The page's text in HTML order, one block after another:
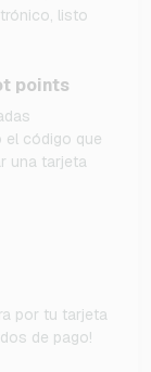
listo
points
el código que
una tarjeta
por tu tarjeta
de pago!